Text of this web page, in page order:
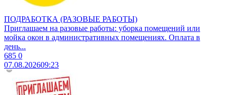
ПОДРАБОТКА (РАЗОВЫЕ РАБОТЫ)
Приглашаем на разовые работы: уборка помещений или
мойка окон в административных помещениях. Оплата в
день...
685 0
07.08.202609:23